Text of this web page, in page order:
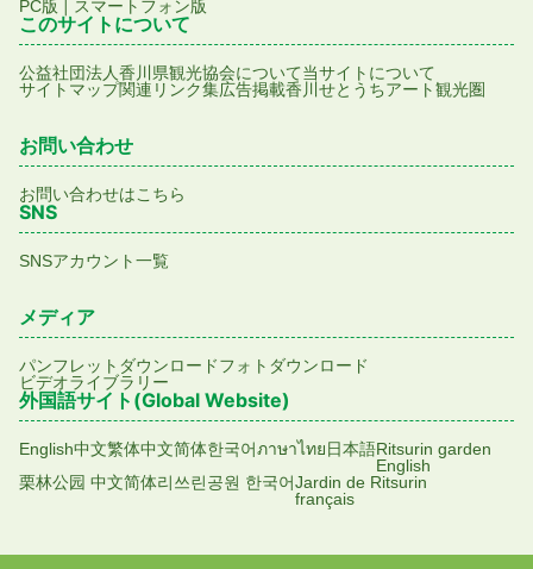
PC版 スマートフォン版
このサイトについて
公益社団法人香川県観光協会について当サイトについて
サイトマップ関連リンク集広告掲載香川せとうちアート観光圏
お問い合わせ
お問い合わせはこちら
SNS
SNSアカウント一覧
メディア
パンフレットダウンロードフォトダウンロード
ビデオライブラリー
外国語サイト(Global Website)
English中文繁体中文简体한국어ภาษาไทย日本語Ritsurin garden
English
栗林公园 中文简体리쓰린공원 한국어Jardin de Ritsurin
français